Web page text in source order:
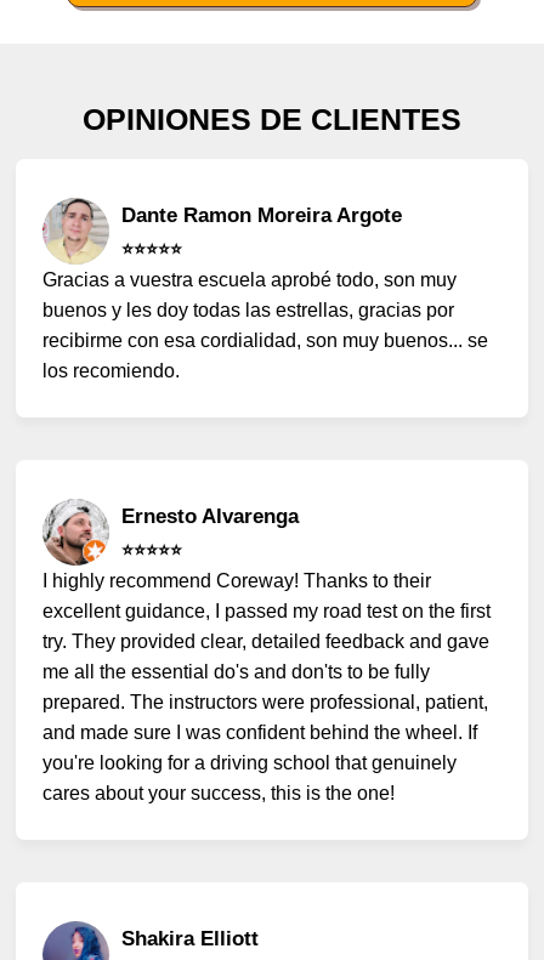
OPINIONES DE CLIENTES
Dante Ramon Moreira Argote
⭐️⭐️⭐️⭐️⭐️
Gracias a vuestra escuela aprobé todo, son muy
buenos y les doy todas las estrellas, gracias por
recibirme con esa cordialidad, son muy buenos... se
los recomiendo.
Ernesto Alvarenga
⭐️⭐️⭐️⭐️⭐️
I highly recommend Coreway! Thanks to their
excellent guidance, I passed my road test on the first
try. They provided clear, detailed feedback and gave
me all the essential do's and don'ts to be fully
prepared. The instructors were professional, patient,
and made sure I was confident behind the wheel. If
you're looking for a driving school that genuinely
cares about your success, this is the one!
Shakira Elliott